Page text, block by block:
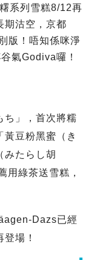
系列雪糕8/12再
期沽空，京都
版！唔知係咪淨
氣Godiva囉！
ち」，首次將糯
豆粉黑蜜（き
みたらし胡
用綠茶送雪糕，
Dazs已經
場！